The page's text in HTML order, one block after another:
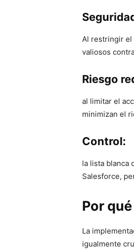
Al restringir el
valiosos
Riesgo
al limitar el
minimizan⁤ el
Control:
la lista blanca
Salesforce,
Por
La
igualmente